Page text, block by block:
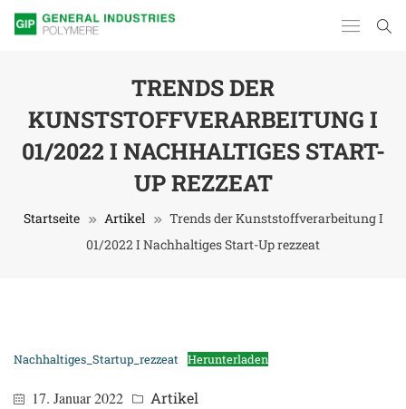
TRENDS DER
KUNSTSTOFFVERARBEITUNG I
01/2022 I NACHHALTIGES START-
UP REZZEAT
Startseite Artikel
Trends der Kunststoffverarbeitung I
01/2022 I Nachhaltiges Start-Up rezzeat
Nachhaltiges_Startup_rezzeat Herunterladen
17. Januar 2022 Artikel